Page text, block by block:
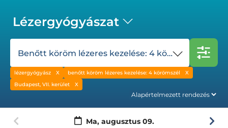
Lézergyógyászat
Benőtt köröm lézeres kezelése: 4 körömszél
lézergyógyász
benőtt köröm lézeres kezelése: 4 körömszél
Budapest, VII. kerület
Ma, augusztus 09.